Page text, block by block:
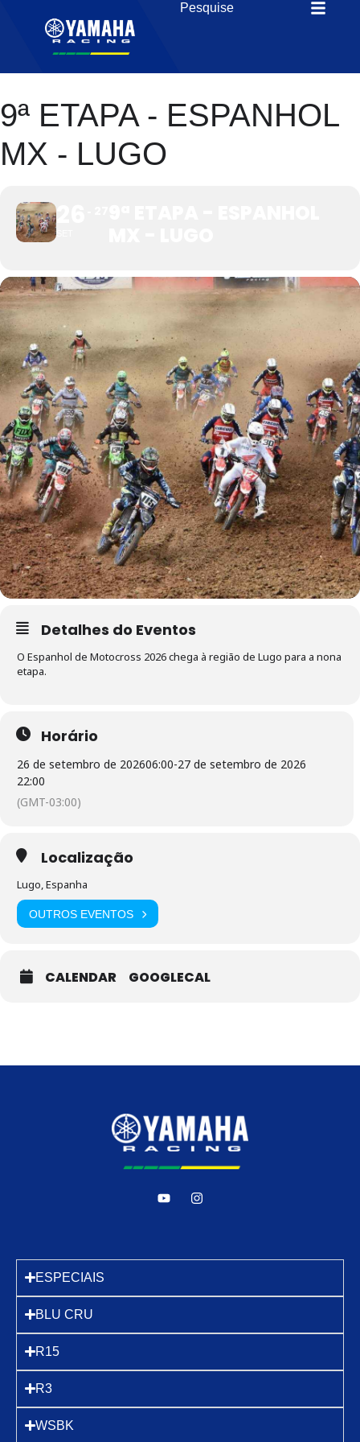
9ª ETAPA - ESPANHOL
MX - LUGO
Detalhes do Eventos
O Espanhol de Motocross 2026 chega à região de Lugo para a nona
etapa.
Horário
26 de setembro de 202606:00-27 de setembro de 2026
22:00
(GMT-03:00)
Localização
Lugo, Espanha
OUTROS EVENTOS
CALENDAR GOOGLECAL
ESPECIAIS
BLU CRU
R15
R3
WSBK